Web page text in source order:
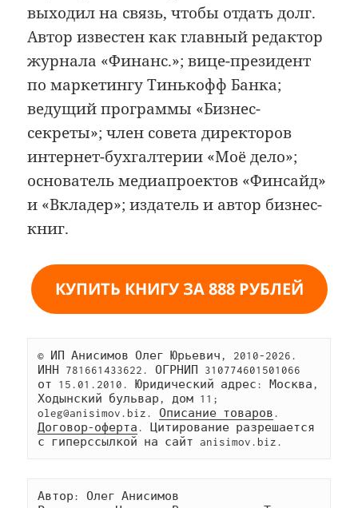
выходил на связь, чтобы отдать долг.
Автор известен как главный редактор
журнала «Финанс.»; вице-президент
по маркетингу Тинькофф Банка;
ведущий программы «Бизнес-
секреты»; член совета директоров
интернет-бухгалтерии «Моё дело»;
основатель медиапроектов «Финсайд»
и «Вкладер»; издатель и автор бизнес-
книг.
КУПИТЬ КНИГУ ЗА 888 РУБЛЕЙ
© ИП Анисимов Олег Юрьевич, 2010-2026.
ИНН 781661433622. ОГРНИП 310774601501066
от 15.01.2010. Юридический адрес: Москва,
Ходынский бульвар, дом 11;
oleg@anisimov.biz. Описание товаров
Договор-оферта. Цитирование разрешается
с гиперссылкой на сайт anisimov.biz.
Автор: Олег Анисимов